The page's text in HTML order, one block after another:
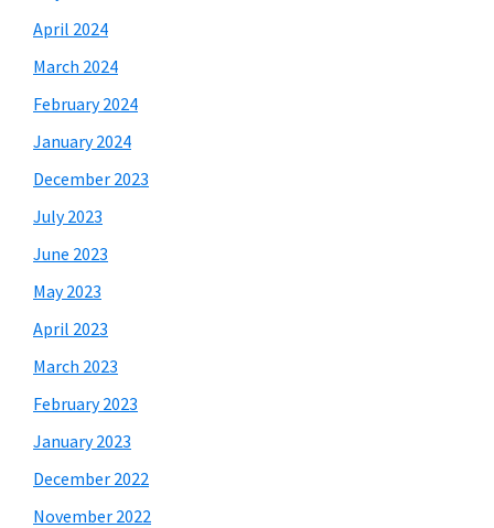
April 2024
March 2024
February 2024
January 2024
December 2023
July 2023
June 2023
May 2023
April 2023
March 2023
February 2023
January 2023
December 2022
November 2022